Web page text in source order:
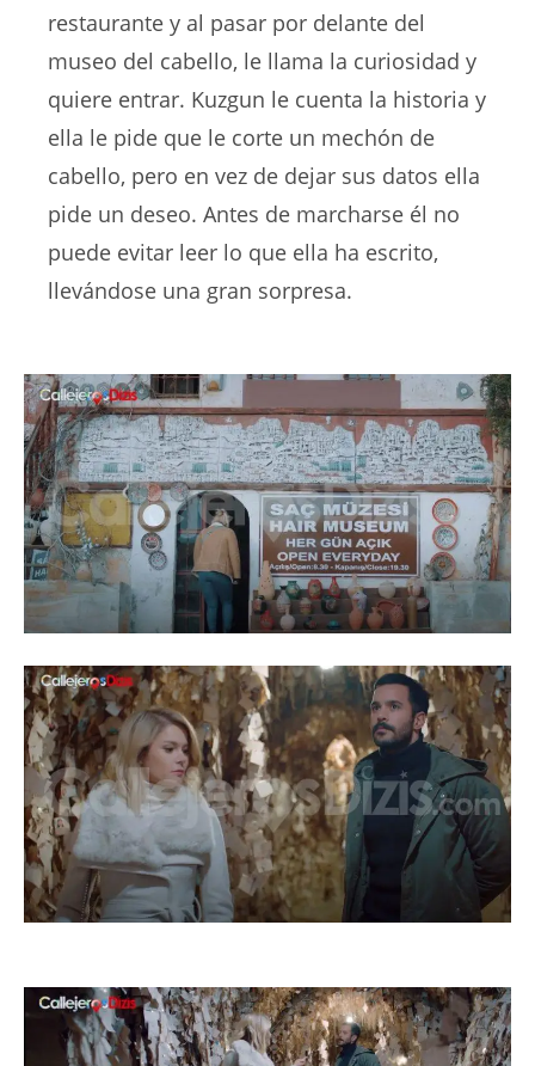
restaurante y al pasar por delante del
museo del cabello, le llama la curiosidad y
quiere entrar. Kuzgun le cuenta la historia y
ella le pide que le corte un mechón de
cabello, pero en vez de dejar sus datos ella
pide un deseo. Antes de marcharse él no
puede evitar leer lo que ella ha escrito,
llevándose una gran sorpresa.